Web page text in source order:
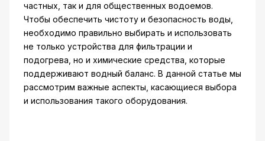
частных, так и для общественных водоемов.
Чтобы обеспечить чистоту и безопасность воды,
необходимо правильно выбирать и использовать
не только устройства для фильтрации и
подогрева, но и химические средства, которые
поддерживают водный баланс. В данной статье мы
рассмотрим важные аспекты, касающиеся выбора
и использования такого оборудования.